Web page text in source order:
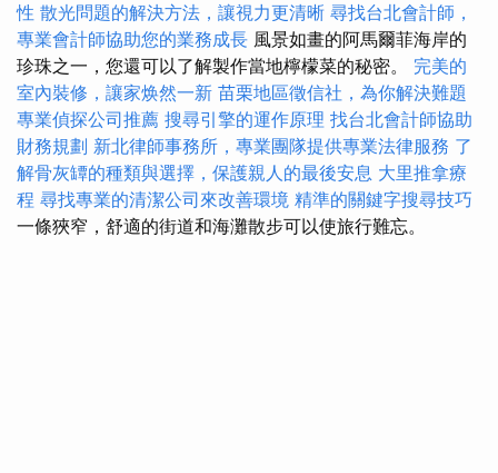
性 散光問題的解決方法，讓視力更清晰 尋找台北會計師，
專業會計師協助您的業務成長 風景如畫的阿馬爾菲海岸的
珍珠之一，您還可以了解製作當地檸檬菜的秘密。 完美的
室內裝修，讓家焕然一新 苗栗地區徵信社，為你解決難題
專業偵探公司推薦 搜尋引擎的運作原理 找台北會計師協助
財務規劃 新北律師事務所，專業團隊提供專業法律服務 了
解骨灰罈的種類與選擇，保護親人的最後安息 大里推拿療
程 尋找專業的清潔公司來改善環境 精準的關鍵字搜尋技巧
一條狹窄，舒適的街道和海灘散步可以使旅行難忘。